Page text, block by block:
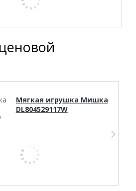
Мягкая игрушка Мишка
DL804529117W